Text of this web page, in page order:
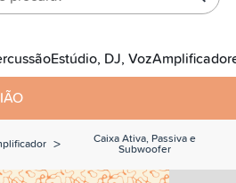
Estúdio, DJ, Voz
>
Caixa Ativa, Passiva e
Subwoofer